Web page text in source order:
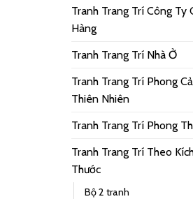
Tranh Trang Trí Công Ty
Hàng
Tranh Trang Trí Nhà Ở
Tranh Trang Trí Phong
Thiên Nhiên
Tranh Trang Trí Phong
Tranh Trang Trí Theo
Thước
Bộ 2 tranh